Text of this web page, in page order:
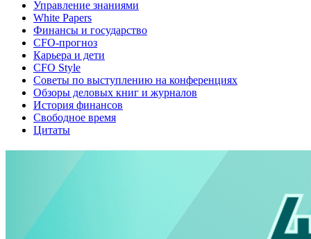
Управление знаниями
White Papers
Финансы и государство
CFO-прогноз
Карьера и дети
CFO Style
Советы по выступлению на конференциях
Обзоры деловых книг и журналов
История финансов
Свободное время
Цитаты